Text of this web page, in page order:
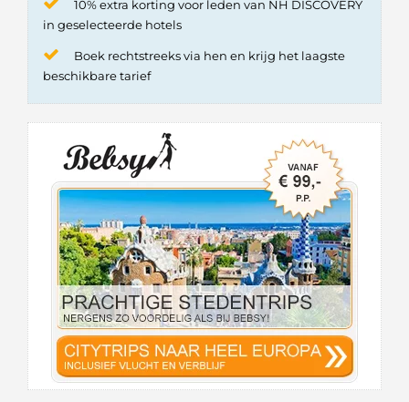
10% extra korting voor leden van NH DISCOVERY
in geselecteerde hotels
Boek rechtstreeks via hen en krijg het laagste
beschikbare tarief